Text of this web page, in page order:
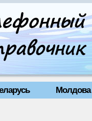
Молдова